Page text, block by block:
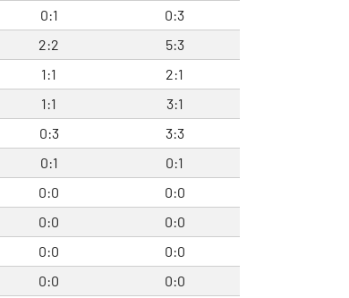
0:1
0:3
2:2
5:3
1:1
2:1
1:1
3:1
0:3
3:3
0:1
0:1
0:0
0:0
0:0
0:0
0:0
0:0
0:0
0:0